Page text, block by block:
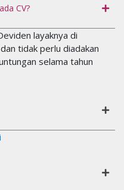
CV?
layaknya di
tidak perlu diadakan
selama tahun